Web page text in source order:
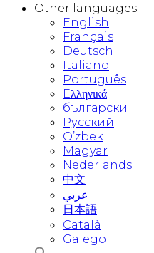
Other languages
English
Français
Deutsch
Italiano
Português
Eλληνικά
български
Русский
O’zbek
Magyar
Nederlands
中文
عربي
日本語
Català
Galego